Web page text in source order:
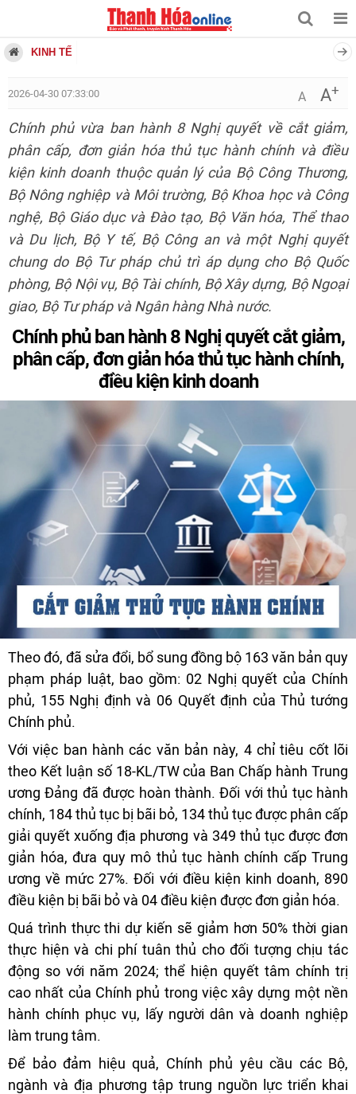
KINH TẾ
2026-04-30 07:33:00 A A+
Chính phủ vừa ban hành 8 Nghị quyết về cắt giảm,
phân cấp, đơn giản hóa thủ tục hành chính và điều
kiện kinh doanh thuộc quản lý của Bộ Công Thương,
Bộ Nông nghiệp và Môi trường, Bộ Khoa học và Công
nghệ, Bộ Giáo dục và Đào tạo, Bộ Văn hóa, Thể thao
và Du lịch, Bộ Y tế, Bộ Công an và một Nghị quyết
chung do Bộ Tư pháp chủ trì áp dụng cho Bộ Quốc
phòng, Bộ Nội vụ, Bộ Tài chính, Bộ Xây dựng, Bộ Ngoại
giao, Bộ Tư pháp và Ngân hàng Nhà nước.
Chính phủ ban hành 8 Nghị quyết cắt giảm,
phân cấp, đơn giản hóa thủ tục hành chính,
điều kiện kinh doanh
Theo đó, đã sửa đổi, bổ sung đồng bộ 163 văn bản quy
phạm pháp luật, bao gồm: 02 Nghị quyết của Chính
phủ, 155 Nghị định và 06 Quyết định của Thủ tướng
Chính phủ.
Với việc ban hành các văn bản này, 4 chỉ tiêu cốt lõi
theo Kết luận số 18-KL/TW của Ban Chấp hành Trung
ương Đảng đã được hoàn thành. Đối với thủ tục hành
chính, 184 thủ tục bị bãi bỏ, 134 thủ tục được phân cấp
giải quyết xuống địa phương và 349 thủ tục được đơn
giản hóa, đưa quy mô thủ tục hành chính cấp Trung
ương về mức 27%. Đối với điều kiện kinh doanh, 890
điều kiện bị bãi bỏ và 04 điều kiện được đơn giản hóa.
Quá trình thực thi dự kiến sẽ giảm hơn 50% thời gian
thực hiện và chi phí tuân thủ cho đối tượng chịu tác
động so với năm 2024; thể hiện quyết tâm chính trị
cao nhất của Chính phủ trong việc xây dựng một nền
hành chính phục vụ, lấy người dân và doanh nghiệp
làm trung tâm.
Để bảo đảm hiệu quả, Chính phủ yêu cầu các Bộ,
ngành và địa phương tập trung nguồn lực triển khai